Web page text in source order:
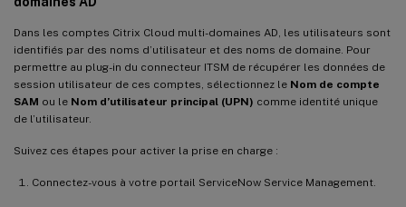
Dans les comptes Citrix Cloud multi-domaines AD, les utilisateurs sont
identifiés par des noms d’utilisateur et des noms de domaine. Pour
permettre au plug-in du connecteur ITSM de récupérer les données de
session utilisateur de ces comptes, sélectionnez le Nom de compte
SAM ou le Nom d’utilisateur principal (UPN) comme identité unique
de l’utilisateur.
Suivez ces étapes pour activer la prise en charge :
Connectez-vous à votre portail ServiceNow Service Management.